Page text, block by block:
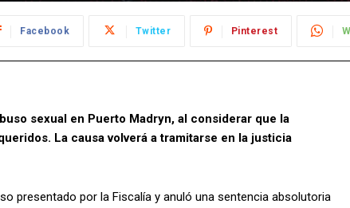
Facebook Twitter Pinterest
sexual en Puerto Madryn, al considerar que la
La causa volverá a tramitarse en la justicia
presentado por la Fiscalía y anuló una sentencia absolutoria